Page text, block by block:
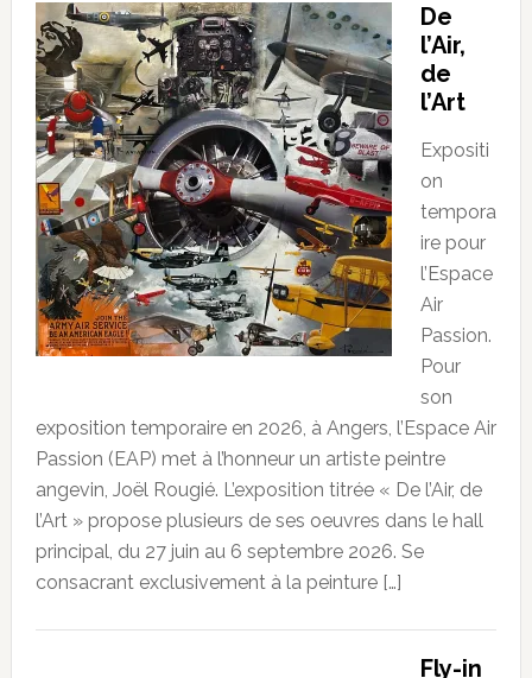
De
l’Air,
de
l’Art
Expositi
on
tempora
ire pour
l’Espace
Air
Passion.
Pour
son
exposition temporaire en 2026, à Angers, l’Espace Air
Passion (EAP) met à l’honneur un artiste peintre
angevin, Joël Rougié. L’exposition titrée « De l’Air, de
l’Art » propose plusieurs de ses oeuvres dans le hall
principal, du 27 juin au 6 septembre 2026. Se
consacrant exclusivement à la peinture […]
Fly-in